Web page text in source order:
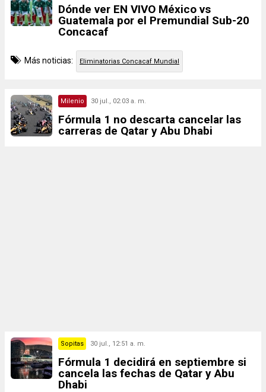
Dónde ver EN VIVO México vs
Guatemala por el Premundial Sub-20
Concacaf
Más noticias: Eliminatorias Concacaf Mundial
Milenio 30 jul., 02:03 a. m.
Fórmula 1 no descarta cancelar las
carreras de Qatar y Abu Dhabi
Sopitas 30 jul., 12:51 a. m.
Fórmula 1 decidirá en septiembre si
cancela las fechas de Qatar y Abu
Dhabi